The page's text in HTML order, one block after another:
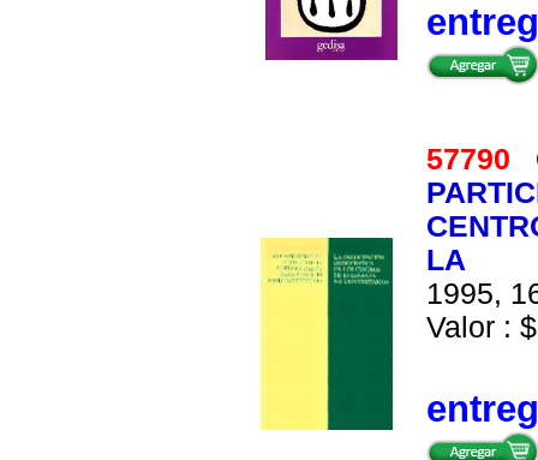
57790
LA
1995,
Valor :